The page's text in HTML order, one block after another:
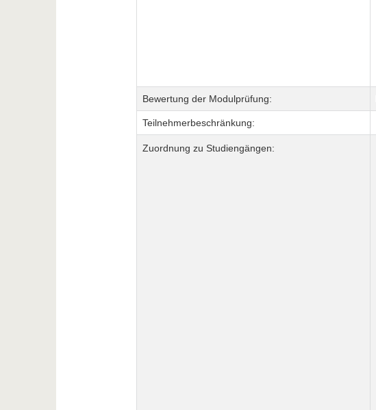
Bewertung der Modulprüfung:
Teilnehmerbeschränkung:
Zuordnung zu Studiengängen: